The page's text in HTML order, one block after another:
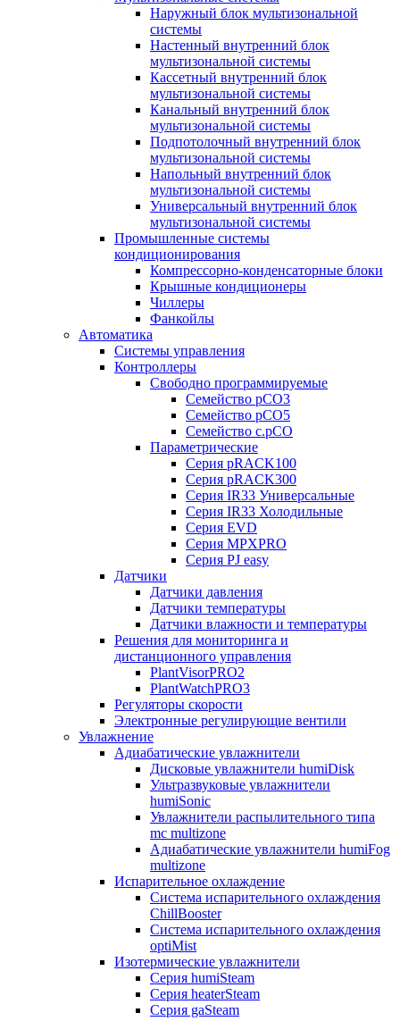
Наружный блок мультизональной
системы
Настенный внутренний блок
мультизональной системы
Кассетный внутренний блок
мультизональной системы
Канальный внутренний блок
мультизональной системы
Подпотолочный внутренний блок
мультизональной системы
Напольный внутренний блок
мультизональной системы
Универсальный внутренний блок
мультизональной системы
Промышленные системы
кондиционирования
Компрессорно-конденсаторные блоки
Крышные кондиционеры
Чиллеры
Фанкойлы
Автоматика
Системы управления
Контроллеры
Свободно программируемые
Семейство pCO3
Семейство pCO5
Семейство c.pCO
Параметрические
Серия pRACK100
Серия pRACK300
Серия IR33 Универсальные
Серия IR33 Холодильные
Серия EVD
Серия MPXPRO
Серия PJ easy
Датчики
Датчики давления
Датчики температуры
Датчики влажности и температуры
Решения для мониторинга и
дистанционного управления
PlantVisorPRO2
PlantWatchPRO3
Регуляторы скорости
Электронные регулирующие вентили
Увлажнение
Адиабатические увлажнители
Дисковые увлажнители humiDisk
Ультразвуковые увлажнители
humiSonic
Увлажнители распылительного типа
mc multizone
Адиабатические увлажнители humiFog
multizone
Испарительное охлаждение
Система испарительного охлаждения
ChillBooster
Система испарительного охлаждения
optiMist
Изотермические увлажнители
Серия humiSteam
Серия heaterSteam
Серия gaSteam